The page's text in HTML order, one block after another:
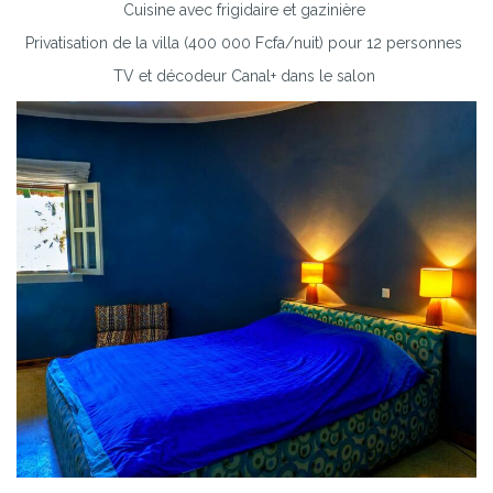
Cuisine avec frigidaire et gazinière
Privatisation de la villa (400 000 Fcfa/nuit) pour 12 personnes
TV et décodeur Canal+ dans le salon